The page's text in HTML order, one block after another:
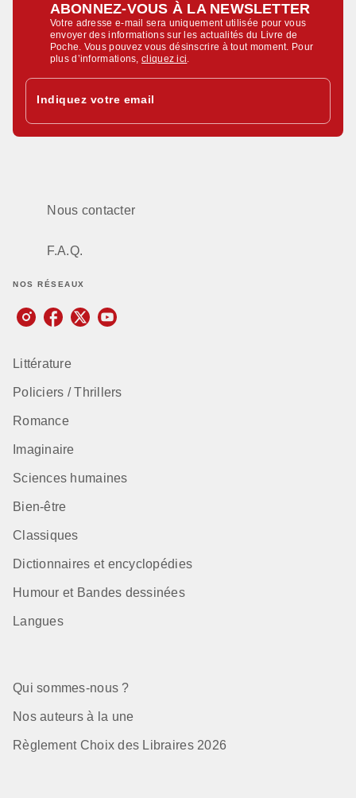
ABONNEZ-VOUS À LA NEWSLETTER
Votre adresse e-mail sera uniquement utilisée pour vous
envoyer des informations sur les actualités du Livre de
Poche. Vous pouvez vous désinscrire à tout moment. Pour
plus d’informations,cliquez ici.
Indiquez votre email
Nous contacter
F.A.Q.
NOS RÉSEAUX
Littérature
Policiers / Thrillers
Romance
Imaginaire
Sciences humaines
Bien-être
Classiques
Dictionnaires et encyclopédies
Humour et Bandes dessinées
Langues
Qui sommes-nous ?
Nos auteurs à la une
Règlement Choix des Libraires 2026